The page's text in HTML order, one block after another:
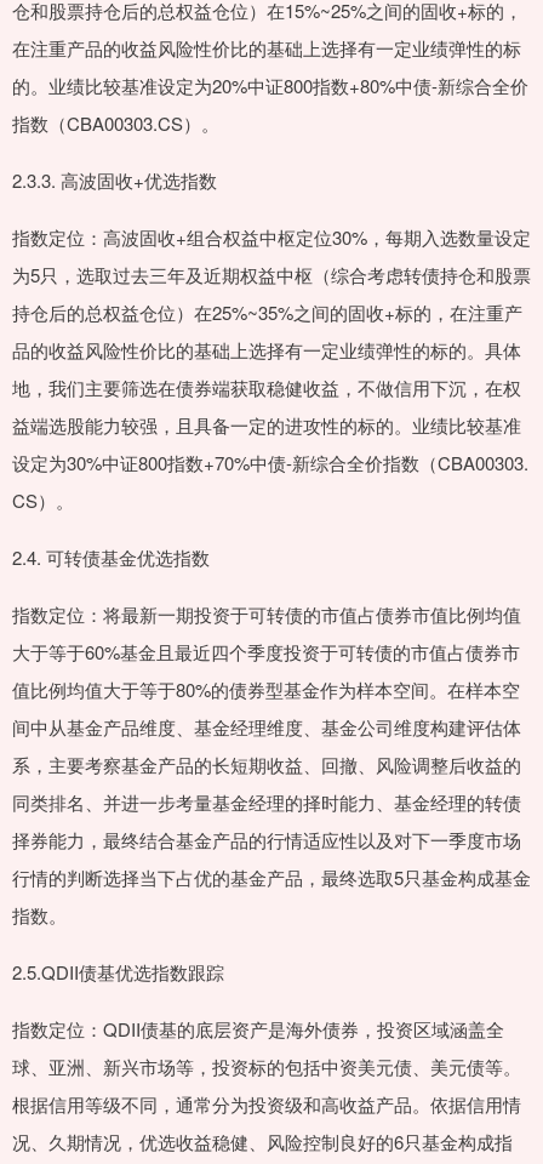
仓和股票持仓后的总权益仓位）在15%~25%之间的固收+标的，
在注重产品的收益风险性价比的基础上选择有一定业绩弹性的标
的。业绩比较基准设定为20%中证800指数+80%中债-新综合全价
指数（CBA00303.CS）。
2.3.3. 高波固收+优选指数
指数定位：高波固收+组合权益中枢定位30%，每期入选数量设定
为5只，选取过去三年及近期权益中枢（综合考虑转债持仓和股票
持仓后的总权益仓位）在25%~35%之间的固收+标的，在注重产
品的收益风险性价比的基础上选择有一定业绩弹性的标的。具体
地，我们主要筛选在债券端获取稳健收益，不做信用下沉，在权
益端选股能力较强，且具备一定的进攻性的标的。业绩比较基准
设定为30%中证800指数+70%中债-新综合全价指数（CBA00303.
CS）。
2.4. 可转债基金优选指数
指数定位：将最新一期投资于可转债的市值占债券市值比例均值
大于等于60%基金且最近四个季度投资于可转债的市值占债券市
值比例均值大于等于80%的债券型基金作为样本空间。在样本空
间中从基金产品维度、基金经理维度、基金公司维度构建评估体
系，主要考察基金产品的长短期收益、回撤、风险调整后收益的
同类排名、并进一步考量基金经理的择时能力、基金经理的转债
择券能力，最终结合基金产品的行情适应性以及对下一季度市场
行情的判断选择当下占优的基金产品，最终选取5只基金构成基金
指数。
2.5.QDII债基优选指数跟踪
指数定位：QDII债基的底层资产是海外债券，投资区域涵盖全
球、亚洲、新兴市场等，投资标的包括中资美元债、美元债等。
根据信用等级不同，通常分为投资级和高收益产品。依据信用情
况、久期情况，优选收益稳健、风险控制良好的6只基金构成指